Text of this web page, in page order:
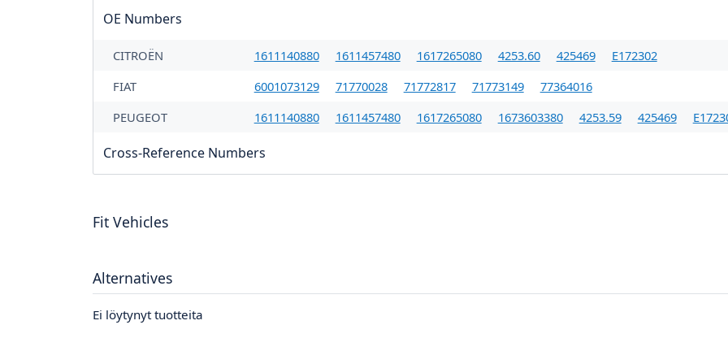
OE Numbers
CITROËN 1611140880 1611457480 1617265080 4253.60 425469
E172302
FIAT
6001073129 71770028 71772817 71773149
77364016
PEUGEOT
1611140880 1611457480 1617265080 1673603380 4253.59 425469
Cross-Reference Numbers
Fit Vehicles
Alternatives
Ei löytynyt tuotteita